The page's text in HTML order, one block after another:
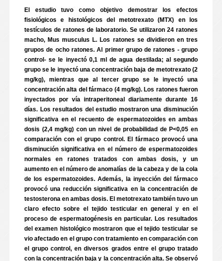
El estudio tuvo como objetivo demostrar los efectos
fisiológicos e histológicos del metotrexato (MTX) en los
testículos de ratones de laboratorio. Se utilizaron 24 ratones
macho, Mus musculus L. Los ratones se dividieron en tres
grupos de ocho ratones. Al primer grupo de ratones - grupo
control- se le inyectó 0,1 ml de agua destilada; al segundo
grupo se le inyectó una concentración baja de metotrexato (2
mg/kg), mientras que al tercer grupo se le inyectó una
concentración alta del fármaco (4 mg/kg). Los ratones fueron
inyectados por vía intraperitoneal diariamente durante 16
días. Los resultados del estudio mostraron una disminución
significativa en el recuento de espermatozoides en ambas
dosis (2,4 mg/kg) con un nivel de probabilidad de P<0,05 en
comparación con el grupo control. El fármaco provocó una
disminución significativa en el número de espermatozoides
normales en ratones tratados con ambas dosis, y un
aumento en el número de anomalías de la cabeza y de la cola
de los espermatozoides. Además, la inyección del fármaco
provocó una reducción significativa en la concentración de
testosterona en ambas dosis. El metotrexato también tuvo un
claro efecto sobre el tejido testicular en general y en el
proceso de espermatogénesis en particular. Los resultados
del examen histológico mostraron que el tejido testicular se
vio afectado en el grupo con tratamiento en comparación con
el grupo control, en diversos grados entre el grupo tratado
con la concentración baja y la concentración alta. Se observó